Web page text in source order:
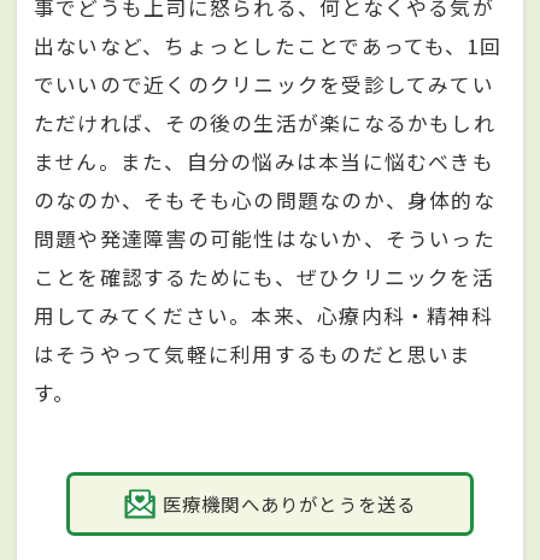
事でどうも上司に怒られる、何となくやる気が
出ないなど、ちょっとしたことであっても、1回
でいいので近くのクリニックを受診してみてい
ただければ、その後の生活が楽になるかもしれ
ません。また、自分の悩みは本当に悩むべきも
のなのか、そもそも心の問題なのか、身体的な
問題や発達障害の可能性はないか、そういった
ことを確認するためにも、ぜひクリニックを活
用してみてください。本来、心療内科・精神科
はそうやって気軽に利用するものだと思いま
す。
医療機関へありがとうを送る